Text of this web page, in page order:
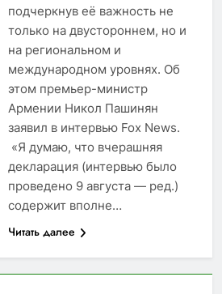
подчеркнув её важность не
только на двустороннем, но и
на региональном и
международном уровнях. Об
этом премьер-министр
Армении Никол Пашинян
заявил в интервью Fox News.
«Я думаю, что вчерашняя
декларация (интервью было
проведено 9 августа — ред.)
содержит вполне…
Читать далее